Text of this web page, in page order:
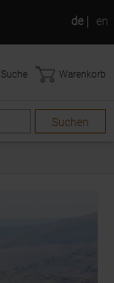
de en
Suchen
Suche Warenkorb